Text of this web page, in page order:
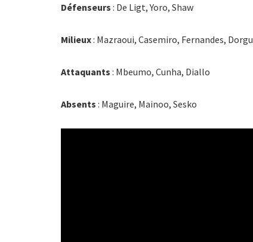
Défenseurs : De Ligt, Yoro, Shaw
Milieux: Mazraoui, Casemiro, Fernandes, Dorgu
Attaquants : Mbeumo, Cunha, Diallo
Absents : Maguire, Mainoo, Sesko